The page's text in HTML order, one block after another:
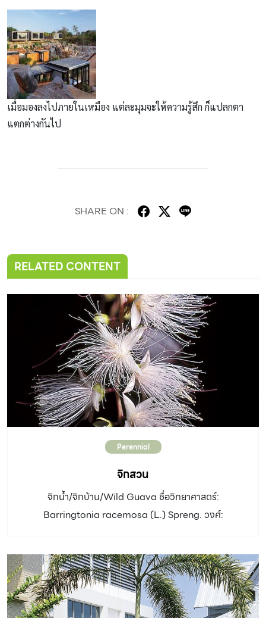
เมื่อมองลงไปภายในเหมือง แต่ละมุมจะให้ความรู้สึก ก็แปลกตา
แตกต่างกันไป
SHARE ON :
RELATED CONTENT
Perennial
จิกสวน
จิกน้ำ/จิกบ้าน/Wild Guava ชื่อวิทยาศาสตร์:
Barringtonia racemosa (L.) Spreng. วงศ์:
ปลายกิ่ง รูปไข่กลับ กว้าง 10 – 13 เซนติเมตร ยาว 10 – 20
เซนติเมตร ปลายใบแหลม แผ่นใบหนาสีเขียว ท้องใบสีอ่อนกว่า
ดอก: ดอกออกเป็นช่อกระจะห้อยจากปลายกิ่ง ยาว 30 – 60